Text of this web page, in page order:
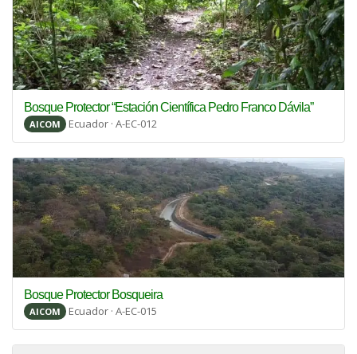
Bosque Protector “Estación Científica Pedro Franco Dávila”
AICOM Ecuador · A-EC-012
Bosque Protector Bosqueira
AICOM Ecuador · A-EC-015